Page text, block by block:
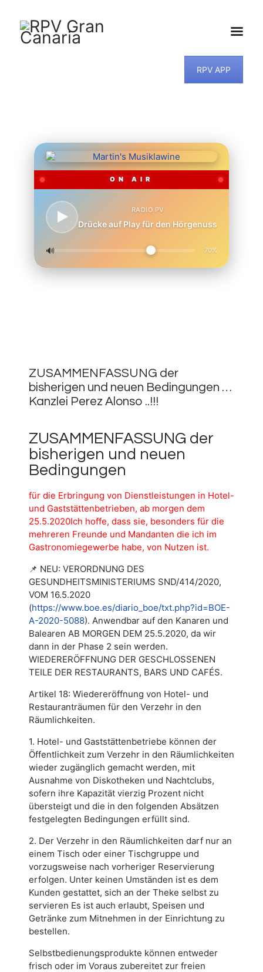
RPV APP
ON AIR
RADIO PV
Drücke auf Play für den Hörgenuss
🔊 70%
MUSIKWUNSCH
ZUSAMMENFASSUNG der
bisherigen und neuen Bedingungen …
Kanzlei Perez Alonso ..!!!
ZUSAMMENFASSUNG der
bisherigen und neuen
Bedingungen
für die Erbringung von Dienstleistungen in Hotel-
und Gaststättenbetrieben, ab morgen dem
25.5.2020Ich hoffe, dass sie, besonders für die
mehreren Freunde und Mandanten die ich im
Gastronomiegewerbe habe, von Nutzen ist.
📌 NEU: VERORDNUNG DES
GESUNDHEITSMINISTERIUMS SND/414/2020,
VOM 16.5.2020
(https://www.boe.es/diario_boe/txt.php?id=BOE-
A-2020-5088). Anwendbar auf den Kanaren und
Balearen AB MORGEN DEM 25.5.2020, da wir
dann in der Phase 2 sein werden.
WIEDERERÖFFNUNG DER GESCHLOSSENEN
TEILE DER RESTAURANTS, BARS UND CAFÉS.
Artikel 18: Wiedereröffnung von Hotel- und
Restauranträumen für den Verzehr in den
Räumlichkeiten.
1. Hotel- und Gaststättenbetriebe können der
Öffentlichkeit zum Verzehr in den Räumlichkeiten
wieder zugänglich gemacht werden, mit
Ausnahme von Diskotheken und Nachtclubs,
sofern ihre Kapazität vierzig Prozent nicht
übersteigt und die in den folgenden Absätzen
festgelegten Bedingungen erfüllt sind.
2. Der Verzehr in den Räumlichkeiten darf nur an
einem Tisch oder einer Tischgruppe und
vorzugsweise nach vorheriger Reservierung
erfolgen. Unter keinen Umständen ist es dem
Kunden gestattet, sich an der Theke selbst zu
servieren Es ist auch erlaubt, Speisen und
Getränke zum Mitnehmen in der Einrichtung zu
bestellen.
Selbstbedienungsprodukte können entweder
frisch oder im Voraus zubereitet zur freien